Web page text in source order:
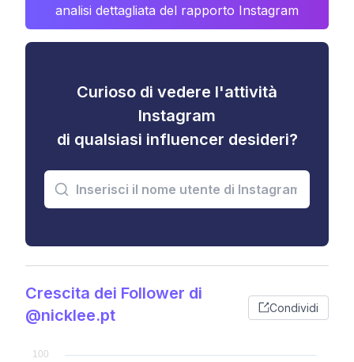
analisi dettagliata del rapporto Instagram
Curioso di vedere l'attività
Instagram
di qualsiasi influencer desideri?
Crescita dei Follower di
@nicklee.pt
Condividi